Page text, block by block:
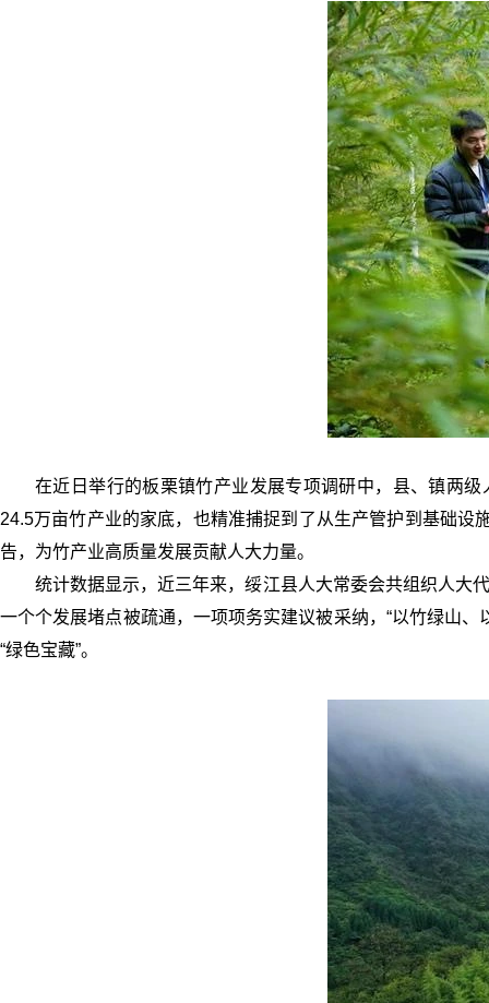
在近日举行的板栗镇竹产业发展专项调研中，县、镇两
24.5万亩竹产业的家底，也精准捕捉到了从生产管护到基础设
告，为竹产业高质量发展贡献人大力量。
统计数据显示，近三年来，绥江县人大常委会共组织人大
一个个发展堵点被疏通，一项项务实建议被采纳，“以竹绿山
“绿色宝藏”。